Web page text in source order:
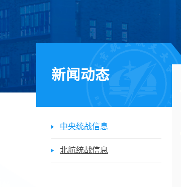
新闻动态
中央统战信息
北航统战信息